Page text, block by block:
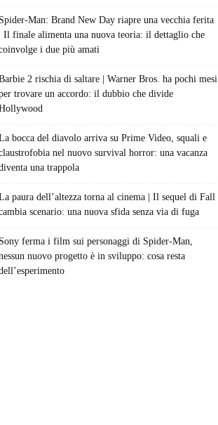
Spider-Man: Brand New Day riapre una vecchia ferita
| Il finale alimenta una nuova teoria: il dettaglio che
i due più amati
2 rischia di saltare | Warner Bros. ha pochi mesi
trovare un accordo: il dubbio che divide
bocca del diavolo arriva su Prime Video, squali e
nel nuovo survival horror: una vacanza
una trappola
paura dell’altezza torna al cinema | Il sequel di Fall
scenario: una nuova sfida senza via di fuga
Sony ferma i film sui personaggi di Spider-Man,
nuovo progetto è in sviluppo: cosa resta